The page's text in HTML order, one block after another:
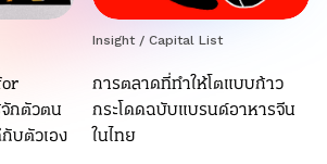
กตัวตน
บตัวเอง
Insight / Capital List
การตลาดที่ทำให้โตแบบก้าว
กระโดดฉบับแบรนด์อาหารจีน
ในไทย